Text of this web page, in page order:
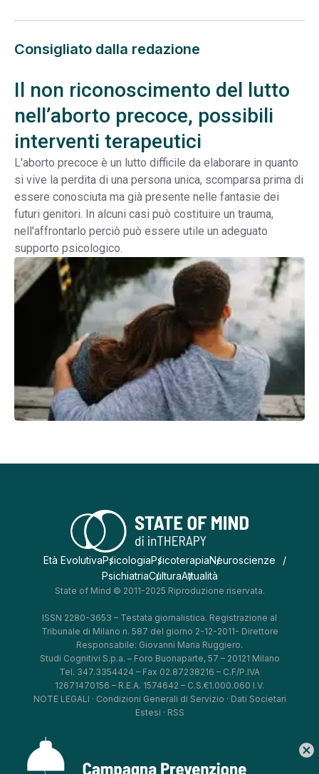
Consigliato dalla redazione
Il non riconoscimento del lutto
nell’aborto precoce, possibili
interventi terapeutici
L'aborto precoce è un lutto difficile da elaborare in quanto
si vive la perdita di una persona unica, scomparsa prima di
essere conosciuta ma già presente nelle fantasie dei
futuri genitori. In alcuni casi può costituire un trauma,
nell'affrontarlo perciò può essere utile un adeguato
supporto psicologico.
Età EvolutivaPsicologiaPsicoterapiaNeuroscienze
PsichiatriaCulturaAttualità
State of Mind © 2011-2025 Riproduzione riservata.
ISSN 2280-3653 – Testata giornalistica. Registrazione al
Tribunale di Milano n. 587 del giorno 2-12-2011- Direttore
Responsabile: Giovanni Maria Ruggiero.
Studi Cognitivi S.p.a. – Foro Buonaparte, 57 – 20121 Milano
Tel. 347.3354424 – Fax 02.87238216 – C.F/P.IVA
12671470156 – R.E.A. 1574642 – C.S.€1.000.060 I.V.
NOTE LEGALI · Condizioni Generali di Servizio · Dati Societari
Estesi · RSS
cancel